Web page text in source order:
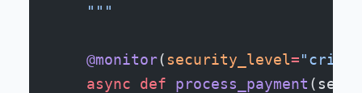
    """
    @monitor
(security_level=
    async
def process_payment (self,